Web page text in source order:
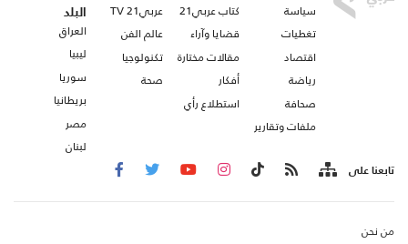
سياسة
تغطيات
اقتصاد
رياضة
صحافة
ملفات وتقارير
كتاب عربي21
قضايا وآراء
مقالات مختارة
أفكار
استطلاع رأي
عربي21 TV
عالم الفن
تكنولوجيا
صحة
البلد
العراق
ليبيا
سوريا
بريطانيا
مصر
لبنان
تابعنا على
من نحن